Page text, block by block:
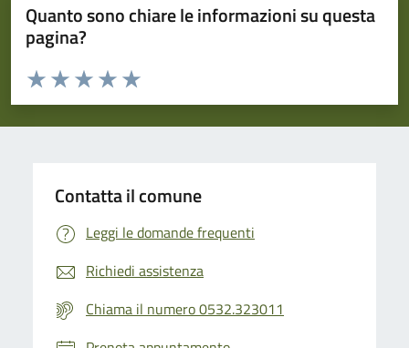
Quanto sono chiare le informazioni su questa
pagina?
Valuta da 1 a 5 stelle la pagina
Valuta 5 stelle su 5
Valuta 4 stelle su 5
Valuta 3 stelle su 5
Valuta 2 stelle su 5
Valuta 1 stelle su 5
Contatta il comune
Leggi le domande frequenti
Richiedi assistenza
Chiama il numero 0532.323011